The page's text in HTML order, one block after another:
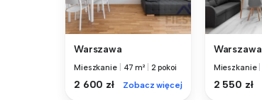
Warszawa
Mieszkanie 47 m² 2 pokoi
2 600 zł Zobacz więcej
Warszawa
Mieszkanie
2 550 zł